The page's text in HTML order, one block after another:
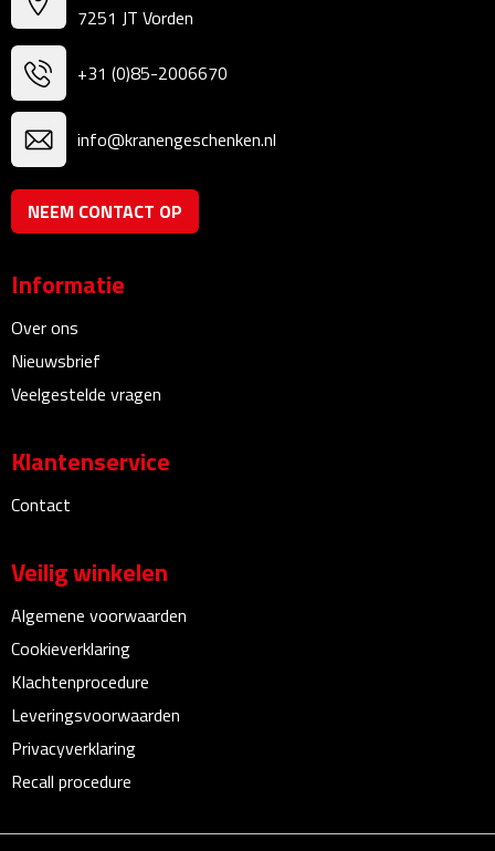
Auto Accessoires
Auto luchtverfrissers
Auto onderhoud
Auto organizers
Auto telefoonhouders
IJskrabbers
Parkeerschijven
Rijbewijs- & kentekenhoezen
USB autoladers
Veiligheidshamers
Veiligheidssets
Zonneschermen
Fiets Accessoires
Fietsbellen
Fietstassen
Fiets telefoonhouders
7251 JT Vorden
+31 (0)85-2006670
info@kranengeschenken.nl
NEEM CONTACT OP
Informatie
Over ons
Nieuwsbrief
Veelgestelde vragen
Klantenservice
Contact
Veilig winkelen
Algemene voorwaarden
Cookieverklaring
Klachtenprocedure
Leveringsvoorwaarden
Privacyverklaring
Recall procedure